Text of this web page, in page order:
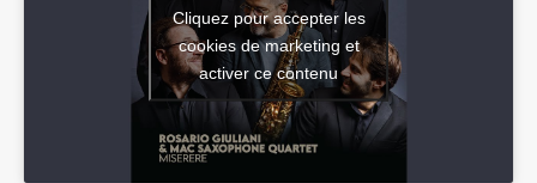
Cliquez pour accepter les
cookies de marketing et
activer ce contenu